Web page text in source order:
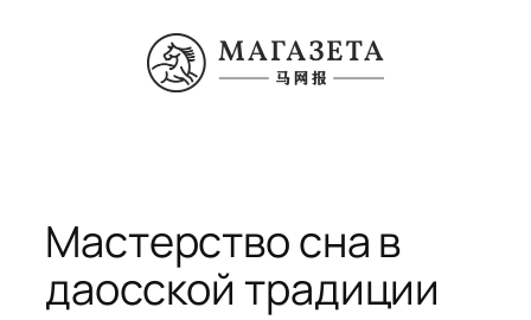
содержимому
Мастерство сна в
даосской традиции